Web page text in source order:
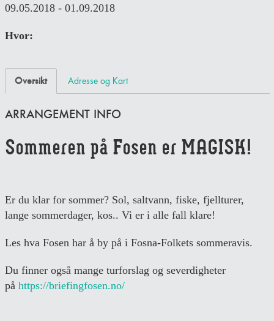
09.05.2018 - 01.09.2018
Hvor:
Oversikt Adresse og Kart
ARRANGEMENT INFO
Sommeren på Fosen er MAGISK!
Er du klar for sommer? Sol, saltvann, fiske, fjellturer,
lange sommerdager, kos.. Vi er i alle fall klare!
Les hva Fosen har å by på i Fosna-Folkets sommeravis.
Du finner også mange turforslag og severdigheter
på https://briefingfosen.no/